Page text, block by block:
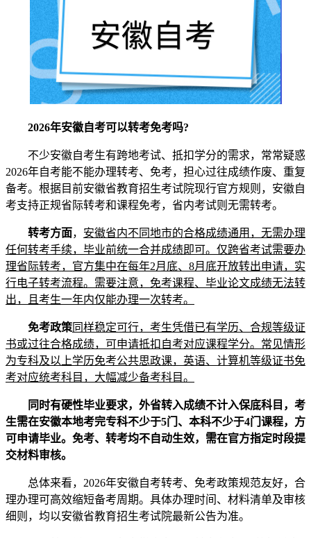
2026年安徽自考可以转考免考吗?
不少安徽自考生有跨地考试、抵扣学分的需求，常常疑惑
2026年自考能不能办理转考、免考，担心过往成绩作废、重复
备考。根据目前安徽省教育招生考试院现行官方规则，安徽自
考支持正规省际转考和课程免考，省内考试则无需转考。
转考方面， 安徽省内不同地市的合格成绩通用，无需办理
任何转考手续，毕业前统一合并成绩即可。仅跨省考试需要办
理省际转考，官方集中在每年2月底、8月底开放转出申请，实
行电子转考流程。需要注意，免考课程、毕业论文成绩无法转
出，且考生一年内仅能办理一次转考。
免考政策同样稳定可行，考生凭借已有学历、合规等级证
书或过往合格成绩，可申请抵扣自考对应课程学分。常见情形
为专科及以上学历免考公共思政课，英语、计算机等级证书免
考对应统考科目，大幅减少备考科目。
同时有硬性毕业要求，外省转入成绩不计入保底科目，考
生需在安徽本地考完专科不少于5门、本科不少于4门课程，方
可申请毕业。免考、转考均不自动生效，需在官方指定时段提
交材料审核。
总体来看，2026年安徽自考转考、免考政策规范友好，合
理办理可高效缩短备考周期。具体办理时间、材料清单及审核
细则，均以安徽省教育招生考试院最新公告为准。